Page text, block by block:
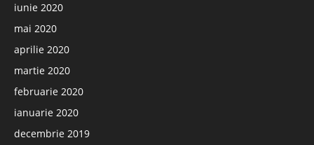
iunie 2020
mai 2020
aprilie 2020
martie 2020
februarie 2020
ianuarie 2020
decembrie 2019